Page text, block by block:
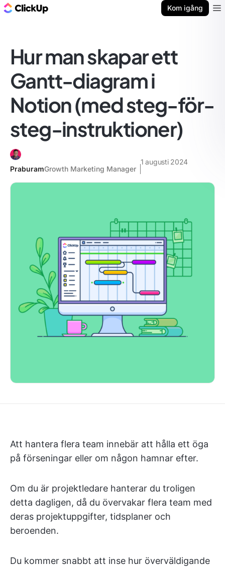
Kom igång
Hur man skapar ett
Gantt-diagram i
Notion (med steg-för-
steg-instruktioner)
PraburamGrowth Marketing Manager
1 augusti 2024
Att hantera flera team innebär att hålla ett öga
på förseningar eller om någon hamnar efter.
Om du är projektledare hanterar du troligen
detta dagligen, då du övervakar flera team med
deras projektuppgifter, tidsplaner och
beroenden.
Du kommer snabbt att inse hur överväldigande